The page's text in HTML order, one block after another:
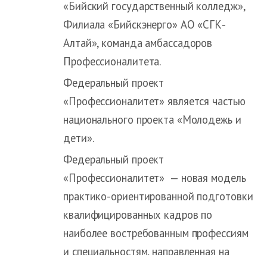
«Бийский государственный колледж»,
Филиала «Бийскэнерго» АО «СГК-
Алтай», команда амбассадоров
Профессионалитета.
Федеральный проект
«Профессионалитет» является частью
национального проекта «Молодежь и
дети».
Федеральный проект
«Профессионалитет» — новая модель
практико-ориентированной подготовки
квалифицированных кадров по
наиболее востребованным профессиям
и специальностям, направленная на